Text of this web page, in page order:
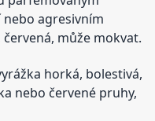
nebo agresivním
může mokvat.
horká, bolestivá,
nebo červené pruhy,